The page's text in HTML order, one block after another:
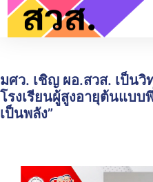
มศว. เชิญ ผอ.สวส. เป็นวิ
โรงเรียนผู้สูงอายุต้นแบบ
เป็นพลัง”